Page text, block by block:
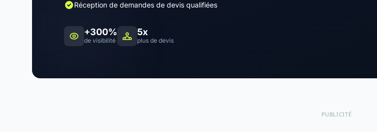
Réception de demandes de devis qualifiées
+300%
de visibilité
5x
plus de devis
PUBLICITÉ